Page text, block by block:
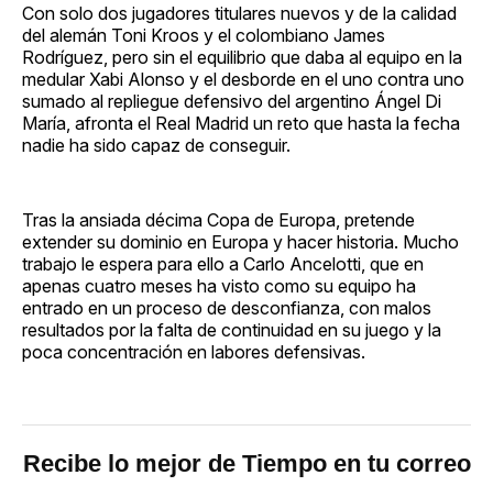
Con solo dos jugadores titulares nuevos y de la calidad
del alemán Toni Kroos y el colombiano James
Rodríguez, pero sin el equilibrio que daba al equipo en la
medular Xabi Alonso y el desborde en el uno contra uno
sumado al repliegue defensivo del argentino Ángel Di
María, afronta el Real Madrid un reto que hasta la fecha
nadie ha sido capaz de conseguir.
Tras la ansiada décima Copa de Europa, pretende
extender su dominio en Europa y hacer historia. Mucho
trabajo le espera para ello a Carlo Ancelotti, que en
apenas cuatro meses ha visto como su equipo ha
entrado en un proceso de desconfianza, con malos
resultados por la falta de continuidad en su juego y la
poca concentración en labores defensivas.
Recibe lo mejor de Tiempo en tu correo